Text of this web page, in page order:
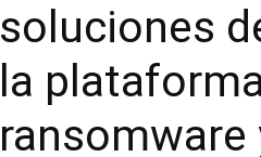
soluciones
la